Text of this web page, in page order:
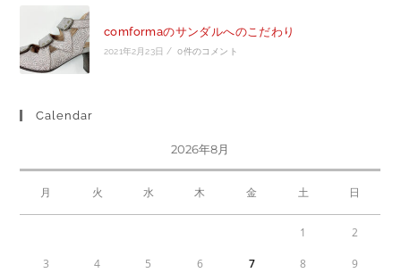
comformaのサンダルへのこだわり
2021年2月23日 / 0件のコメント
Calendar
2026年8月
月 火 水 木 金 土 日
1 2
3 4 5 6 7 8 9